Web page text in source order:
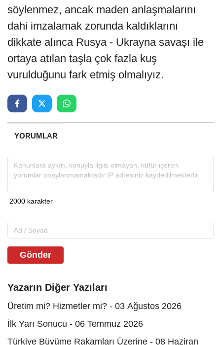
söylenmez, ancak maden anlaşmalarını
dahi imzalamak zorunda kaldıklarını
dikkate alınca Rusya - Ukrayna savaşı ile
ortaya atılan taşla çok fazla kuş
vurulduğunu fark etmiş olmalıyız.
YORUMLAR
Gönder
Yazarın Diğer Yazıları
Üretim mi? Hizmetler mi? - 03 Ağustos 2026
İlk Yarı Sonucu - 06 Temmuz 2026
Türkiye Büyüme Rakamları Üzerine - 08 Haziran